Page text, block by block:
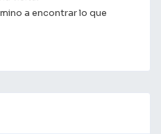
a encontrar lo que